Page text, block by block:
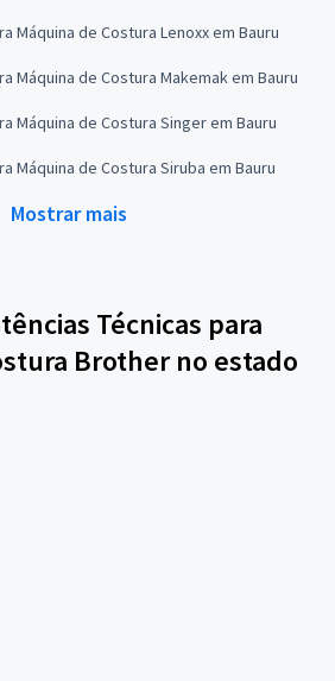
Máquina de Costura Lenoxx em Bauru
Máquina de Costura Makemak em Bauru
Máquina de Costura Singer em Bauru
Máquina de Costura Siruba em Bauru
Mostrar mais
Técnicas para
Brother no estado